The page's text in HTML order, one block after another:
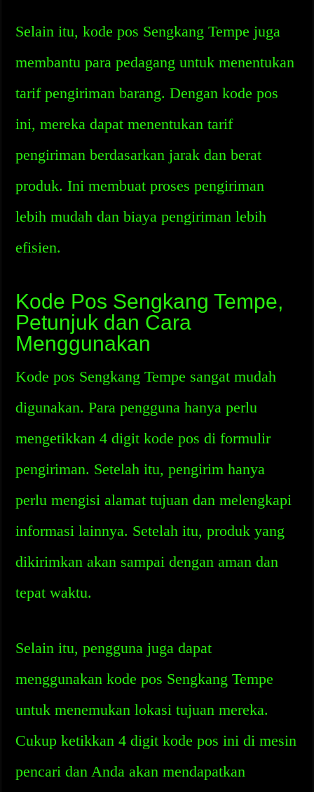
Selain itu, kode pos Sengkang Tempe juga
membantu para pedagang untuk menentukan
tarif pengiriman barang. Dengan kode pos
ini, mereka dapat menentukan tarif
pengiriman berdasarkan jarak dan berat
produk. Ini membuat proses pengiriman
lebih mudah dan biaya pengiriman lebih
efisien.
Kode Pos Sengkang Tempe,
Petunjuk dan Cara
Menggunakan
Kode pos Sengkang Tempe sangat mudah
digunakan. Para pengguna hanya perlu
mengetikkan 4 digit kode pos di formulir
pengiriman. Setelah itu, pengirim hanya
perlu mengisi alamat tujuan dan melengkapi
informasi lainnya. Setelah itu, produk yang
dikirimkan akan sampai dengan aman dan
tepat waktu.
Selain itu, pengguna juga dapat
menggunakan kode pos Sengkang Tempe
untuk menemukan lokasi tujuan mereka.
Cukup ketikkan 4 digit kode pos ini di mesin
pencari dan Anda akan mendapatkan